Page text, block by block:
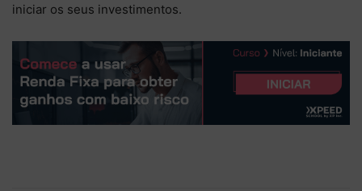
iniciar os seus investimentos.